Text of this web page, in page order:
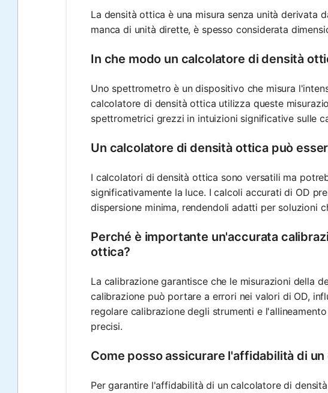
La densità ottica è una misura senza unità
manca di unità dirette, è spesso considerata
In che modo un calcolatore di densità
Uno spettrometro è un dispositivo che misura
calcolatore di densità ottica utilizza queste
spettrometrici grezzi in intuizioni significative sulle
Un calcolatore di densità ottica può
I calcolatori di densità ottica sono versatili ma
significativamente la luce. I calcoli accurati di OD
dispersione minima, rendendoli adatti per soluzioni
Perché è importante un'accurata
ottica?
La calibrazione garantisce che le misurazioni della
calibrazione può portare a errori nei valori di OD,
regolare calibrazione degli strumenti e
precisi.
Come posso assicurare l'affidabilità di
Per garantire l'affidabilità di un calcolatore di